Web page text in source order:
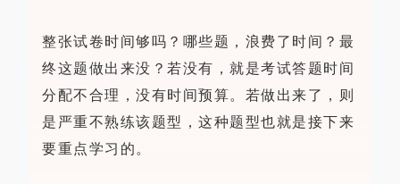
整张试卷时间够吗？哪些题，浪费了时间？最
终这题做出来没？若没有，就是考试答题时间
分配不合理，没有时间预算。若做出来了，则
是严重不熟练该题型，这种题型也就是接下来
要重点学习的。